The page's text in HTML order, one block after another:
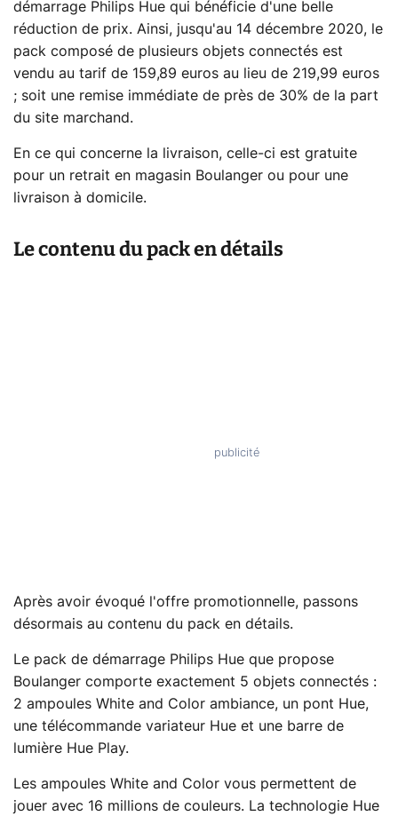
démarrage Philips Hue qui bénéficie d'une belle
réduction de prix. Ainsi, jusqu'au 14 décembre 2020, le
pack composé de plusieurs objets connectés est
vendu au tarif de 159,89 euros au lieu de 219,99 euros
; soit une remise immédiate de près de 30% de la part
du site marchand.
En ce qui concerne la livraison, celle-ci est gratuite
pour un retrait en magasin Boulanger ou pour une
livraison à domicile.
Le contenu du pack en détails
Après avoir évoqué l'offre promotionnelle, passons
désormais au contenu du pack en détails.
Le pack de démarrage Philips Hue que propose
Boulanger comporte exactement 5 objets connectés :
2 ampoules White and Color ambiance, un pont Hue,
une télécommande variateur Hue et une barre de
lumière Hue Play.
Les ampoules White and Color vous permettent de
jouer avec 16 millions de couleurs. La technologie Hue